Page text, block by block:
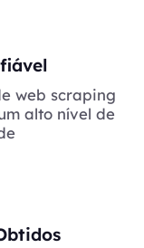
web scraping
alto nível de